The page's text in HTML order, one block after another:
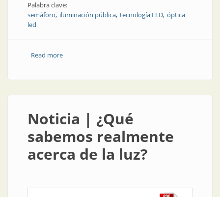
Palabra clave:
semáforo iluminación pública tecnología LED óptica
led
Read moreabout Cuenta regresiva para salir andando: luz verde
Noticia | ¿Qué
sabemos realmente
acerca de la luz?